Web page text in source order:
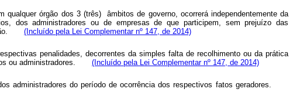
órgão dos 3 (três) âmbitos de governo, ocorrerá independentemente da
dos administradores ou de empresas de que participem, sem prejuízo das
(Incluído pela Lei Complementar nº 147, de 2014)
penalidades, decorrentes da simples falta de recolhimento ou da prática
ou administradores. (Incluído pela Lei Complementar nº 147, de 2014)
administradores do período de ocorrência dos respectivos fatos geradores.